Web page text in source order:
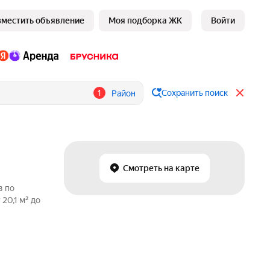
объявление Моя подборка ЖК Войти
1 Район Сохранить поиск
Смотреть на карте
по
м² до